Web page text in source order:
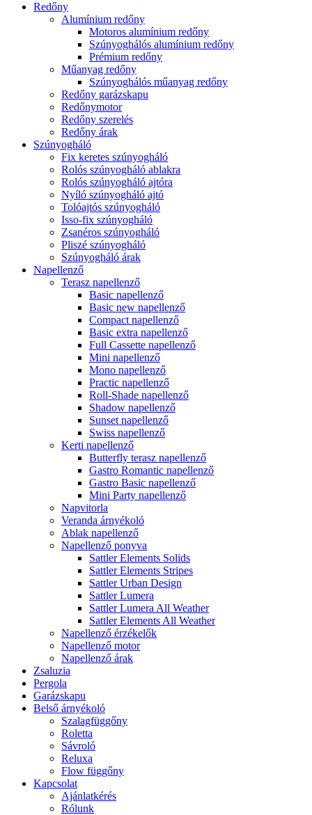
Redőny
Alumínium redőny
Motoros alumínium redőny
Szúnyoghálós alumínium redőny
Prémium redőny
Műanyag redőny
Szúnyoghálós műanyag redőny
Redőny garázskapu
Redőnymotor
Redőny szerelés
Redőny árak
Szúnyogháló
Fix keretes szúnyogháló
Rolós szúnyogháló ablakra
Rolós szúnyogháló ajtóra
Nyíló szúnyogháló ajtó
Tolóajtós szúnyogháló
Isso-fix szúnyogháló
Zsanéros szúnyogháló
Pliszé szúnyogháló
Szúnyogháló árak
Napellenző
Terasz napellenző
Basic napellenző
Basic new napellenző
Compact napellenző
Basic extra napellenző
Full Cassette napellenző
Mini napellenző
Mono napellenző
Practic napellenző
Roll-Shade napellenző
Shadow napellenző
Sunset napellenző
Swiss napellenző
Kerti napellenző
Butterfly terasz napellenző
Gastro Romantic napellenző
Gastro Basic napellenző
Mini Party napellenző
Napvitorla
Veranda árnyékoló
Ablak napellenző
Napellenző ponyva
Sattler Elements Solids
Sattler Elements Stripes
Sattler Urban Design
Sattler Lumera
Sattler Lumera All Weather
Sattler Elements All Weather
Napellenző érzékelők
Napellenző motor
Napellenző árak
Zsaluzia
Pergola
Garázskapu
Belső árnyékoló
Szalagfüggőny
Roletta
Sávroló
Reluxa
Flow függőny
Kapcsolat
Ajánlatkérés
Rólunk